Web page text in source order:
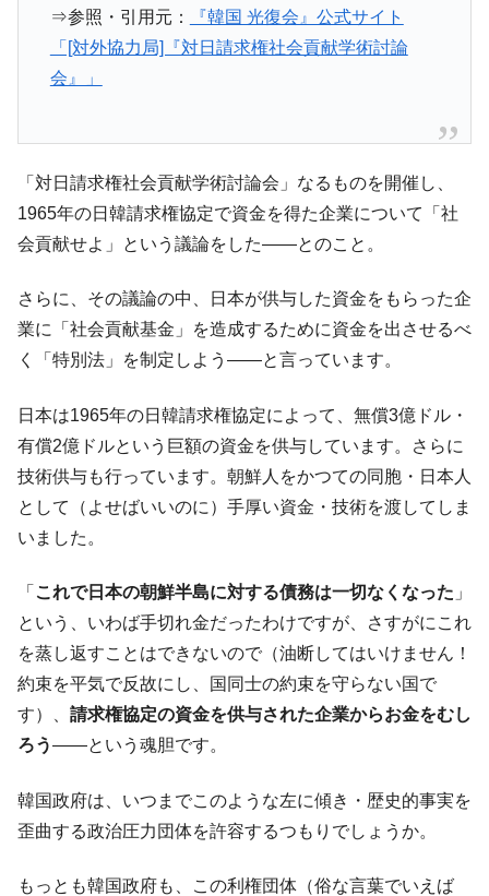
『Money1』
韓国政府「2035年までに18.4GW規模のAIデ
ータセンター整備」⇒ だから無理だってば。
『Money1』
『Money1』
韓国『国民年金公団』株価暴落で200兆蒸
ャンペーン」⇒ あの名物教授も登場！
韓国「橋が落ちました」⇒ 耐久性「なさす
『Money1』
韓国鉄鋼最大手『POSCO』ズブズブ沈む。
営業利益80.2％も減少
にぶん殴る法案」提出！⇒ クーパン問題は合衆国企業に対
する差別。許してはおかぬ
『Money1』
韓国ボンクラ政策室長･金容範、株価暴落に
他人事のような発言。
業績「史上最高益」当期純利益は前年同期比13.4倍に。
『Money1』
韓国･加徳島新国際空港「またも暗礁」の危
『Money1』
【速報】韓国株式市場の暴落・本日07月29
日(水)もサイドカー・サーキットブレイカーの二段コンボ
発動！
『Money1』
IT産業は人を雇用する効果は低い。全産業の
半分未満しか雇用を生まない
『Money1』
韓国「株式市場が賭博場のように変質した
のは政界の責任だ」
⇒参照・引用元：
『韓国 光復会』公式サイト
「[対外協力局]『対日請求権社会貢献学術討論
会』」
「対日請求権社会貢献学術討論会」なるものを開催し、
1965年の日韓請求権協定で資金を得た企業について「社
会貢献せよ」という議論をした――とのこと。
さらに、その議論の中、日本が供与した資金をもらった企
業に「社会貢献基金」を造成するために資金を出させるべ
く「特別法」を制定しよう――と言っています。
日本は1965年の日韓請求権協定によって、無償3億ドル・
有償2億ドルという巨額の資金を供与しています。さらに
技術供与も行っています。朝鮮人をかつての同胞・日本人
として（よせばいいのに）手厚い資金・技術を渡してしま
いました。
「 これで日本の朝鮮半島に対する債務は一切なくなった 」
という、いわば手切れ金だったわけですが、さすがにこれ
を蒸し返すことはできないので（油断してはいけません！
約束を平気で反故にし、国同士の約束を守らない国で
す）、 請求権協定の資金を供与された企業からお金をむし
ろう――という魂胆です。
韓国政府は、いつまでこのような左に傾き・歴史的事実を
歪曲する政治圧力団体を許容するつもりでしょうか。
もっとも韓国政府も、この利権団体（俗な言葉でいえば